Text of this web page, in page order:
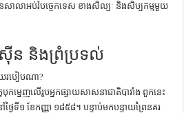
នសាលាអប់រំបច្ចេកទេស ខាងសិល្បៈ និងសិប្បកម្មមួយ
ន និងព្រំប្រទល់
យរបៀបណា?
ម្នេញលើរូបអ្នកផ្សាយសាសនាជាតិបារាំង ពួកនេះ
ៃទី១ ខែកញ្ញា ១៨៥៨។ បន្ទាប់មកបន្ទាយព្រៃនគរ